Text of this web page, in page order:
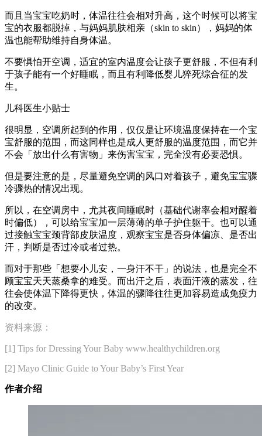
而且当宝宝吃奶时，体温往往会相对升高，这个时候可以将宝
宝的衣服都脱掉，与妈妈肌肤相亲（skin to skin），妈妈的体
温也能帮助维持自身体温。
不要惧怕开空调，适宜的室内温度会让孩子更舒服，不但有利
于孩子能有一个好睡眠，而且有利降低婴儿猝死综合征的发
生。
儿科医生小贴士
很明显，空调所起到的作用，仅仅是让环境温度保持在一个宝
宝舒服的范围，而这同样也是成人更舒服的温度范围，而它并
不会「放出什么有害物」来伤害宝宝，完全没有必要恐惧。
但是要注意的是，尽量避免空调的风口对着孩子，避免宝宝骤
冷骤热的情况出现。
所以，在空调房中，尤其夜间睡眠时（基础代谢率会相对醒着
时偏低），可以给宝宝加一层薄薄的单子护住躯干。也可以通
过接触宝宝颈背部皮肤温度，观察宝宝是否身体偏凉、是否出
汗，判断是否过冷或者过热。
而对于那些「想要小儿安，一身汗不干」的说法，也是完全不
顾宝宝天天蒸桑拿的难受。而出汗之后，表面汗液的蒸发，往
往会使体温下降得更快，体温的骤降往往更加容易造成免疫力
的改变。
资料来源：
[1] Tips for Dressing Your Baby www.healthychildren.org
[2] Mayo Clinic Guide to Your Baby’s First Year
作者介绍